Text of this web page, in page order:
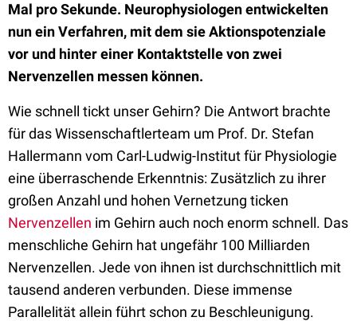
Mal pro Sekunde. Neurophysiologen entwickelten
nun ein Verfahren, mit dem sie Aktionspotenziale
vor und hinter einer Kontaktstelle von zwei
Nervenzellen messen können.
Wie schnell tickt unser Gehirn? Die Antwort brachte
für das Wissenschaftlerteam um Prof. Dr. Stefan
Hallermann vom Carl-Ludwig-Institut für Physiologie
eine überraschende Erkenntnis: Zusätzlich zu ihrer
großen Anzahl und hohen Vernetzung ticken
Nervenzellen im Gehirn auch noch enorm schnell. Das
menschliche Gehirn hat ungefähr 100 Milliarden
Nervenzellen. Jede von ihnen ist durchschnittlich mit
tausend anderen verbunden. Diese immense
Parallelität allein führt schon zu Beschleunigung.